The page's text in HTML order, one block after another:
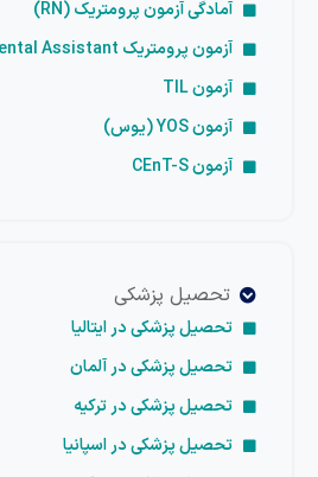
آمادگی آزمون پرومتریک (RN)
آزمون پرومتریک Dental Assistant
آزمون TIL
آزمون YOS (یوس)
آزمون CEnT-S
تحصیل پزشکی
تحصیل پزشکی در ایتالیا
تحصیل پزشکی در آلمان
تحصیل پزشکی در ترکیه
تحصیل پزشکی در اسپانیا